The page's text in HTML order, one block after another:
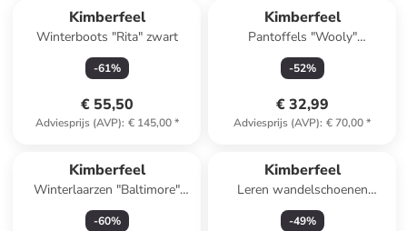
Kimberfeel
Winterboots "Rita" zwart
-61%
€ 55,50
Adviesprijs (AVP): € 145,00*
Kimberfeel
Pantoffels "Wooly"
lichtbruin/wit
-52%
€ 32,99
Adviesprijs (AVP): € 70,00*
Kimberfeel
Winterlaarzen "Baltimore"
lichtroze/crème
-60%
Kimberfeel
Leren wandelschoenen
"Belinda" mintgroen
-49%